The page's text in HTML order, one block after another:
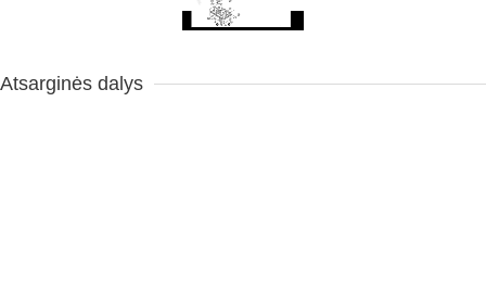
Atsarginės dalys